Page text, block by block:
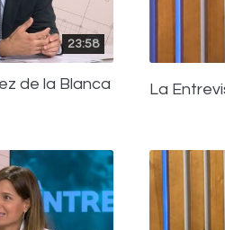
23:58
de la Blanca
La